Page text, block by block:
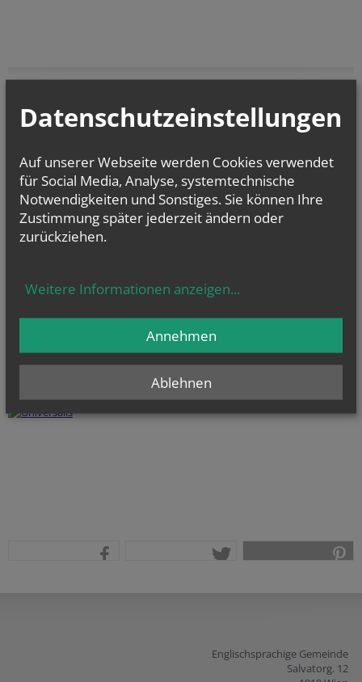
vorherige
Security token
URL
NEWSLETTER
Geben Sie bitte Ihre E-Mail Adresse ein
Ich stimme derDatenverarbeitungzu.*
Ich habe dieInformationen zum Datenschutzgelesen.*
Englischsprachige Gemeinde
Salvatorg. 12
Datenschutzeinstellungen
Auf unserer Webseite werden Cookies verwendet
für Social Media, Analyse, systemtechnische
Notwendigkeiten und Sonstiges. Sie können Ihre
Zustimmung später jederzeit ändern oder
zurückziehen.
Weitere Informationen anzeigen...
Ablehnen
Annehmen